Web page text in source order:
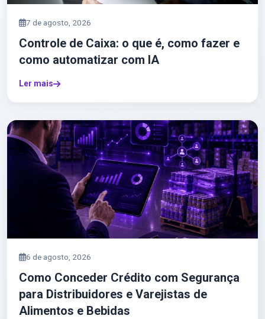
7 de agosto, 2026
Controle de Caixa: o que é, como fazer e
como automatizar com IA
Ler mais
6 de agosto, 2026
Como Conceder Crédito com Segurança
para Distribuidores e Varejistas de
Alimentos e Bebidas